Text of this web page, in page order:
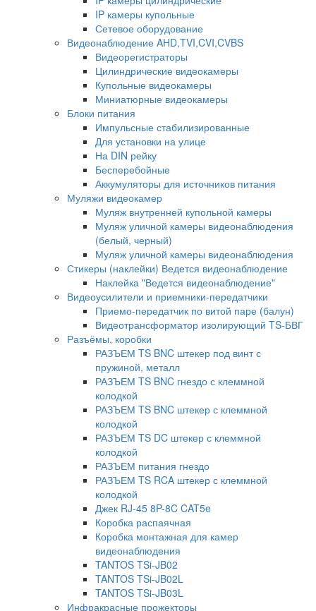
IP камеры купольные
Сетевое оборудование
Видеонаблюдение AHD,TVI,CVI,CVBS
Видеорегистраторы
Цилиндрические видеокамеры
Купольные видеокамеры
Миниатюрные видеокамеры
Блоки питания
Импульсные стабилизированные
Для установки на улице
На DIN рейку
Бесперебойные
Аккумуляторы для источников питания
Муляжи видеокамер
Муляж внутренней купольной камеры
Муляж уличной камеры видеонаблюдения
(белый, черный)
Муляж уличной камеры видеонаблюдения
Стикеры (наклейки) Ведется видеонаблюдение
Наклейка "Ведется видеонаблюдение"
Видеоусилители и приемники-передатчики
Приемо-передатчик по витой паре (балун)
Видеотрансформатор изолирующий TS-БВГ
Разъёмы, коробки
РАЗЪЕМ TS BNC штекер под винт с
пружиной, металл
РАЗЪЕМ TS BNC гнездо с клеммной
колодкой
РАЗЪЕМ TS BNC штекер с клеммной
колодкой
РАЗЪЕМ TS DC штекер с клеммной
колодкой
РАЗЪЕМ питания гнездо
РАЗЪЕМ TS RCA штекер с клеммной
колодкой
Джек RJ-45 8P-8C CAT5e
Коробка распаячная
Коробка монтажная для камер
видеонаблюдения
TANTOS TSi-JB02
TANTOS TSi-JB02L
TANTOS TSi-JB03L
Инфракрасные прожекторы